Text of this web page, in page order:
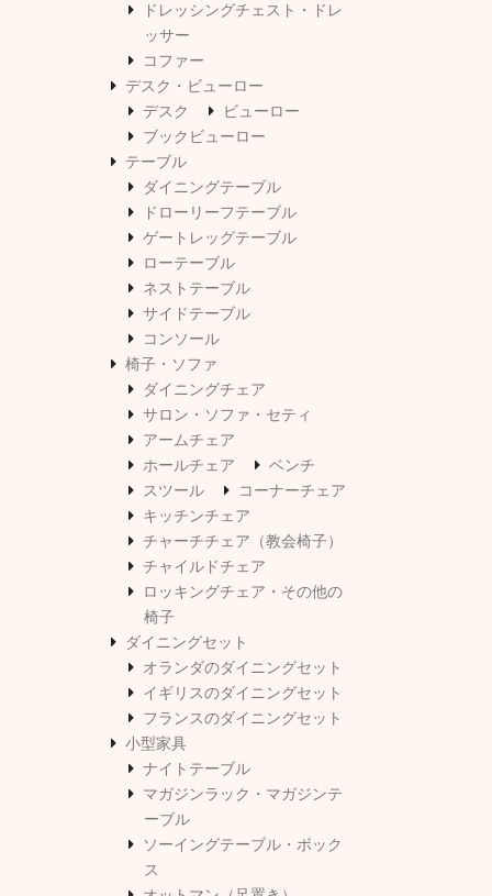
ドレッシングチェスト・ドレ
ッサー
コファー
デスク・ビューロー
デスク
ビューロー
ブックビューロー
テーブル
ダイニングテーブル
ドローリーフテーブル
ゲートレッグテーブル
ローテーブル
ネストテーブル
サイドテーブル
コンソール
椅子・ソファ
ダイニングチェア
サロン・ソファ・セティ
アームチェア
ホールチェア
ベンチ
スツール
コーナーチェア
キッチンチェア
チャーチチェア（教会椅子）
チャイルドチェア
ロッキングチェア・その他の
椅子
ダイニングセット
オランダのダイニングセット
イギリスのダイニングセット
フランスのダイニングセット
小型家具
ナイトテーブル
マガジンラック・マガジンテ
ーブル
ソーイングテーブル・ボック
ス